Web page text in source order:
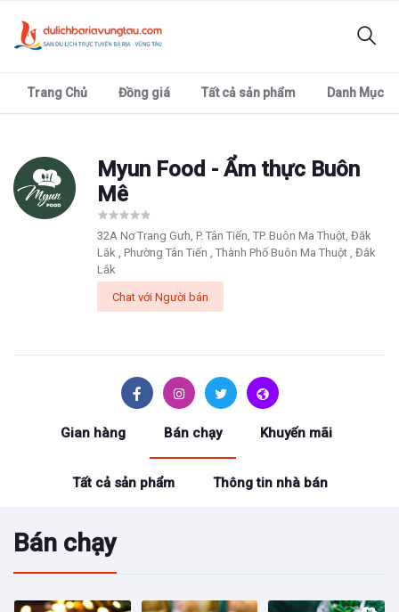
Trang Chủ Đồng giá Tất cả sản phẩm Danh Mục
Myun Food - Ẩm thực Buôn
Mê
32A Nơ Trang Gưh, P. Tân Tiến, TP. Buôn Ma Thuột, Đăk
Lăk , Phường Tân Tiến , Thành Phố Buôn Ma Thuột , Đắk
Lắk
Chat với Người bán
Gian hàng Bán chạy Khuyến mãi
Tất cả sản phẩm Thông tin nhà bán
Bán chạy